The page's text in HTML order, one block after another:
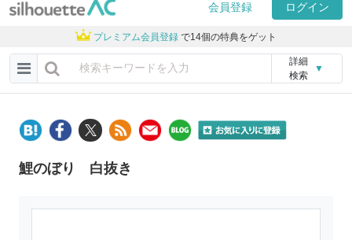
会員登録 ログイン
プレミアム会員登録 で14個の特典をゲット
詳細
検索
▼
鯉のぼり 白抜き